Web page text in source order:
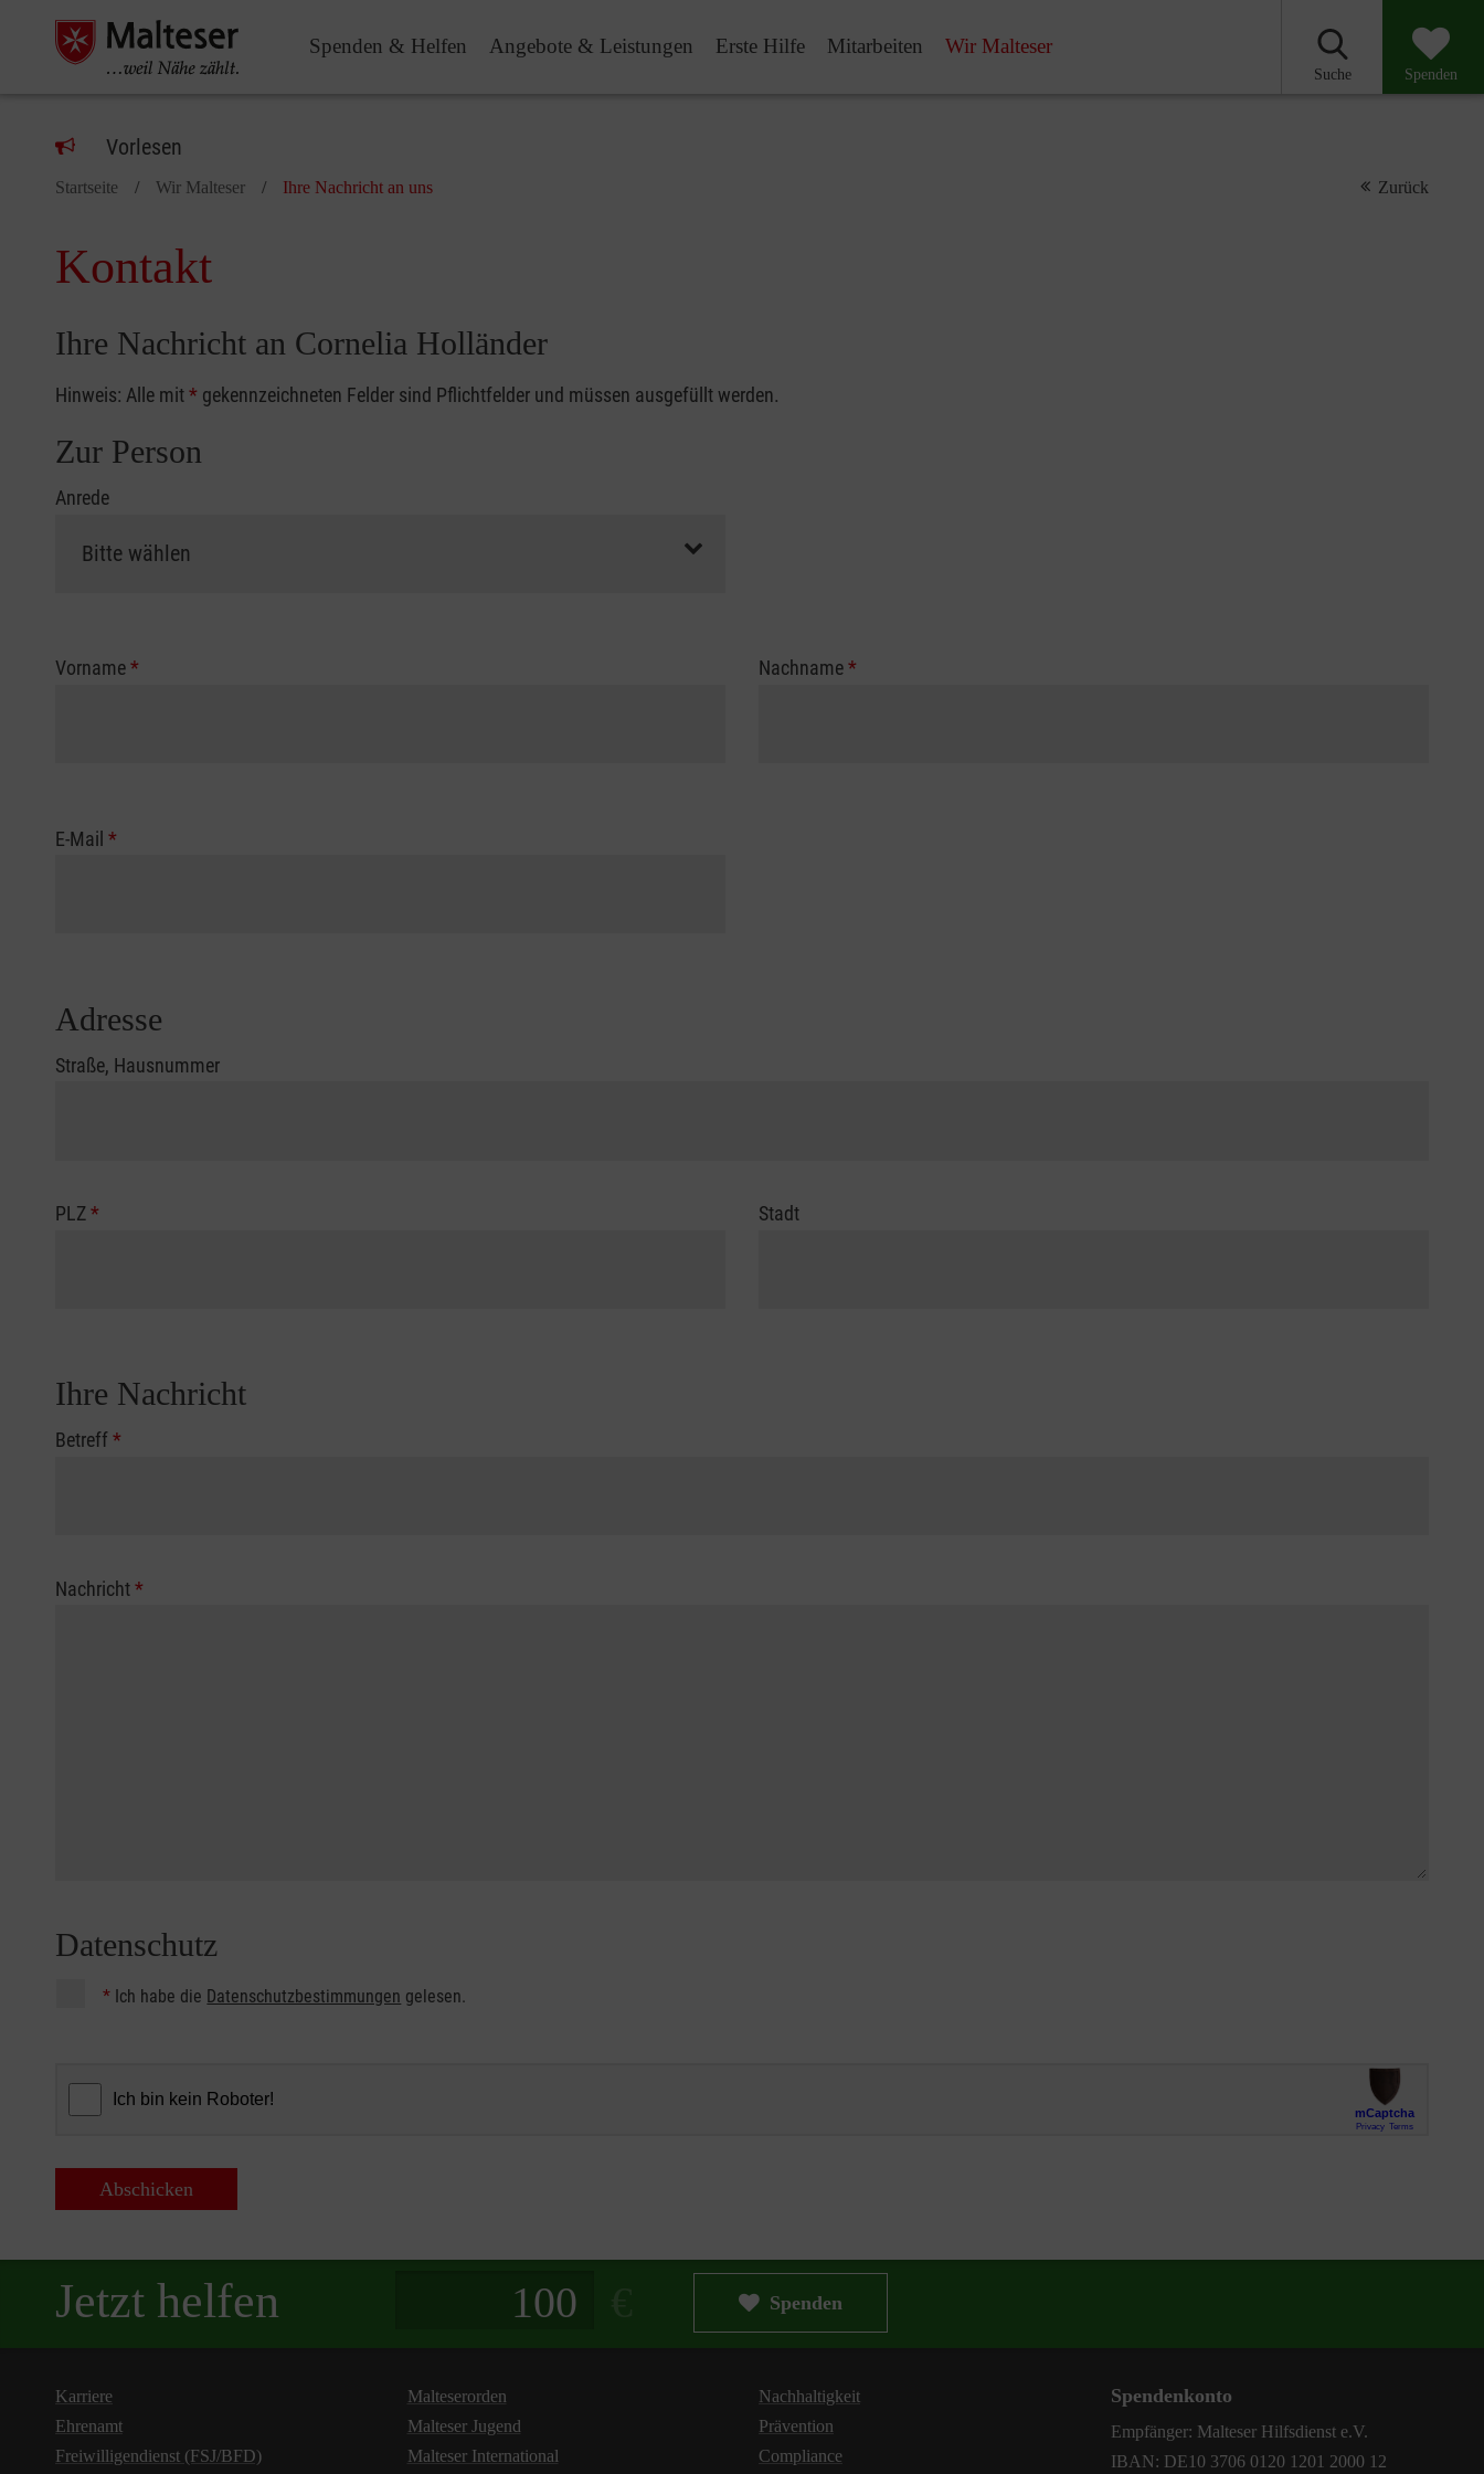
Spenden & Helfen Angebote & Leistungen Erste Hilfe Mitarbeiten Wir Malteser
Suche Spenden
Vorlesen
Startseite Wir Malteser Ihre Nachricht an uns Zurück
Kontakt
Ihre Nachricht an Cornelia Holländer
Hinweis: Alle mit* gekennzeichneten Felder sind Pflichtfelder und müssen ausgefüllt werden.
Zur Person
Anrede
Vorname* Nachname*
E-Mail *
Adresse
Straße, Hausnummer
PLZ* Stadt
Ihre Nachricht
Betreff*
Nachricht*
Datenschutz
* Ich habe die Datenschutzbestimmungen gelesen.
Abschicken
Jetzt helfen Spenden
Karriere
Ehrenamt
Freiwilligendienst (FSJ/BFD)
Malteserorden
Malteser Jugend
Malteser International
Nachhaltigkeit
Prävention
Compliance
Spendenkonto
Empfänger: Malteser Hilfsdienst e.V.
IBAN: DE10 3706 0120 1201 2000 12